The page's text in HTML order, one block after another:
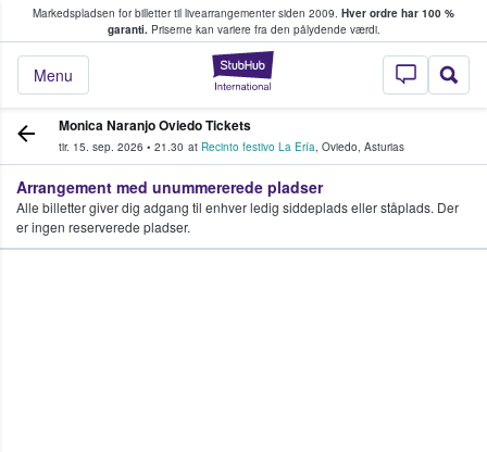
Markedspladsen for billetter til livearrangementer siden 2009. Hver ordre har 100 %
garanti.Priserne kan variere fra den pålydende værdi.
StubHub - Hvor
Menu
køber og sælger billetter
Monica Naranjo Oviedo Tickets
tir. 15. sep. 2026 • 21.30 at Recinto festivo La Ería, Oviedo, Asturias
Arrangement med unummererede pladser
Alle billetter giver dig adgang til enhver ledig siddeplads eller ståplads. Der
er ingen reserverede pladser.